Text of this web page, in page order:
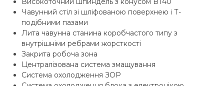
Чавунний стіл зі шліфованою поверхнею і Т-
подібними пазами
Лита чавунна станина коробчастого типу з
внутрішніми ребрами жорсткості
Закрита робоча зона
Централізована система змащування
Система охолодження ЗОР